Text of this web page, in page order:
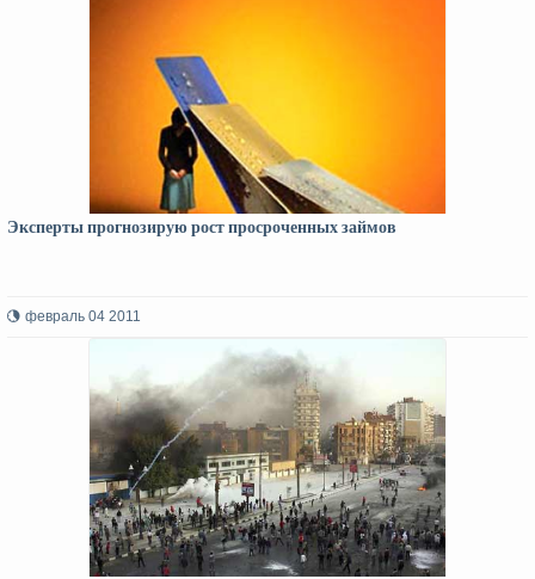
Эксперты прогнозирую рост просроченных займов
февраль 04 2011